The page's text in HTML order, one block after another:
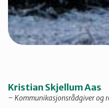
Kristian Skjellum Aas
– Kommunikasjonsrådgiver og